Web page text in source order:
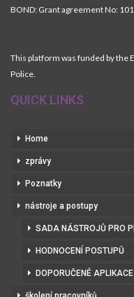
BOND: Grant agreement No:
This platform was funded by the
Police.
QUICK LINKS
Home
zprávy
Poznatky
nástroje a postupy
SADA NÁSTROJŮ PRO
HODNOCENÍ POSTUPŮ
DOPORUČENÉ